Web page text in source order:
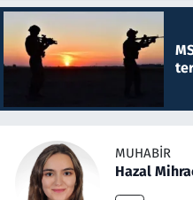
MUHABIR
Hazal